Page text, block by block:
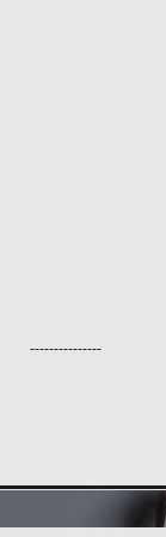
---------------